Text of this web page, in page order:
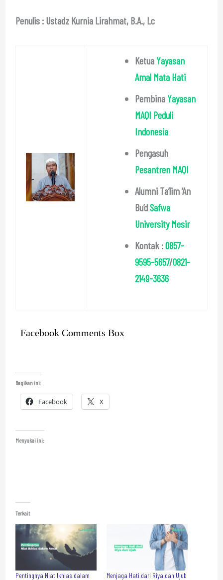
Penulis : Ustadz Kurnia Lirahmat, B.A., Lc
Ketua Yayasan
Amal Mata Hati
Pembina Yayasan
MAQI Peduli
Indonesia
Pengasuh
Pesantren MAQI
Alumni Ta’lim ‘An
Bu’dSafwa
University Mesir
Kontak :0857-
9595-5657/0821-
2149-3636
Facebook Comments Box
Bagikan ini:
Facebook X
Menyukai ini:
Terkait
Pentingnya Niat Ikhlas dalam
Menjaga Hati dari Riya dan Ujub